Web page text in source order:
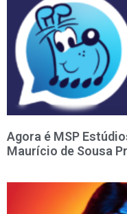
Agora é MSP
Maurício de Sousa